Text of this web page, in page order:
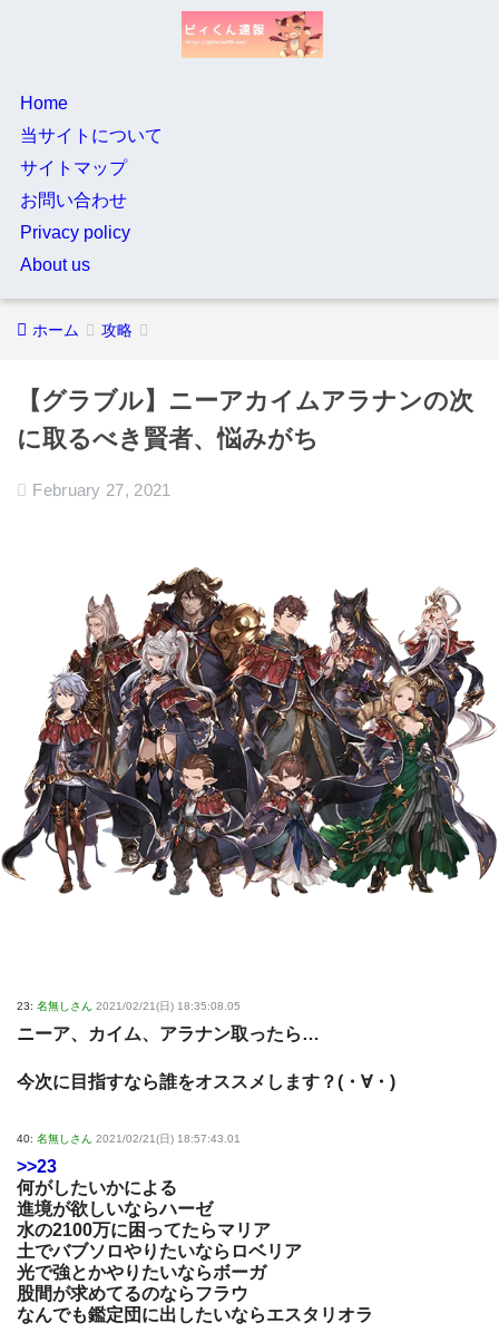
Home
当サイトについて
サイトマップ
お問い合わせ
Privacy policy
About us
ホーム 攻略
【グラブル】ニーアカイムアラナンの次
に取るべき賢者、悩みがち
February 27, 2021
23: 名無しさん 2021/02/21(日) 18:35:08.05
ニーア、カイム、アラナン取ったら…
今次に目指すなら誰をオススメします？(・∀・)
40: 名無しさん 2021/02/21(日) 18:57:43.01
>>23
何がしたいかによる
進境が欲しいならハーゼ
水の2100万に困ってたらマリア
土でバブソロやりたいならロベリア
光で強とかやりたいならボーガ
股間が求めてるのならフラウ
なんでも鑑定団に出したいならエスタリオラ